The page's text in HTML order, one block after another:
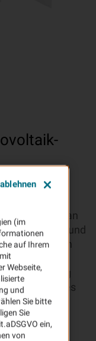
dazu bei,
Umwelt
Schadens an
nur aufgrund
sondern
oder
Versicherung
entspannt
über Ihre
(im
auf Ihrem
Webseite,
und
Sie bitte
Sie
ein,
von